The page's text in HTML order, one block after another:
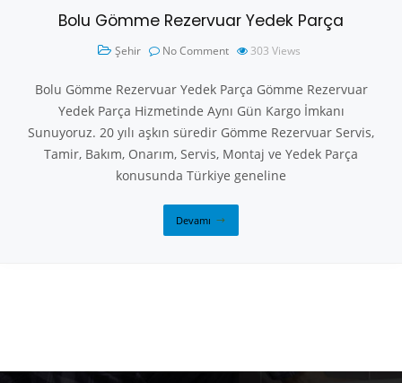
Bolu Gömme Rezervuar Yedek Parça
Şehir No Comment 303 Views
Bolu Gömme Rezervuar Yedek Parça Gömme Rezervuar
Yedek Parça Hizmetinde Aynı Gün Kargo İmkanı
Sunuyoruz. 20 yılı aşkın süredir Gömme Rezervuar Servis,
Tamir, Bakım, Onarım, Servis, Montaj ve Yedek Parça
konusunda Türkiye geneline
Devamı